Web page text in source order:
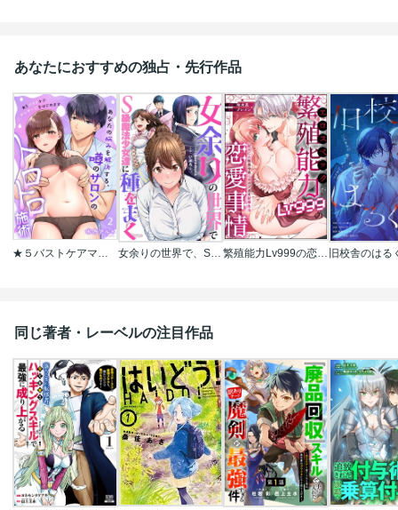
あなたにおすすめの独占・先行作品
★５バストケアマッサージをはじめます～あなたの悩みを解決する、噂のサロンのトロトロ施術 女余りの世界で、S級魔法少女達に種をまく【フルカラー】 繁殖能力Lv999の恋愛事情 ―幼なじみ候爵令息とのウブあま新婚生活―（単話版）
同じ著者・レーベルの注目作品